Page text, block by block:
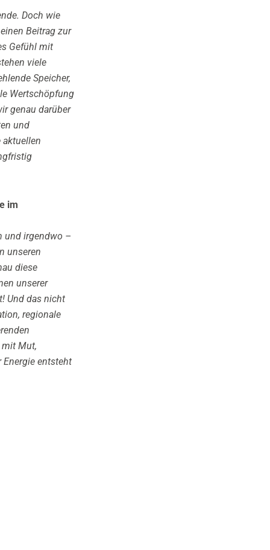
Doch wie
Beitrag zur
Gefühl mit
viele
Speicher,
Wertschöpfung
genau darüber
und
aktuellen
im
und irgendwo –
unseren
diese
unserer
Und das nicht
regionale
mit Mut,
entsteht